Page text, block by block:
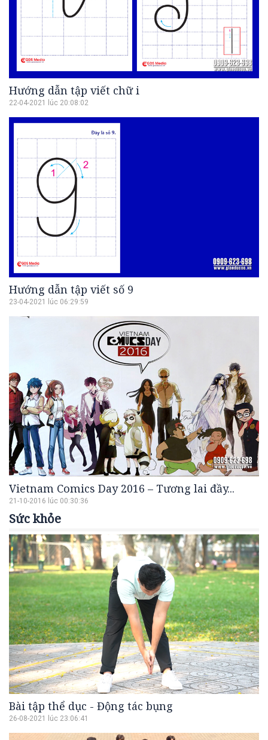
Hướng dẫn tập viết chữ i
22-04-2021 lúc 20:08:02
Hướng dẫn tập viết số 9
23-04-2021 lúc 06:29:59
Vietnam Comics Day 2016 – Tương lai đầy...
21-10-2016 lúc 00:30:36
Sức khỏe
Bài tập thể dục - Động tác bụng
26-08-2021 lúc 23:06:41